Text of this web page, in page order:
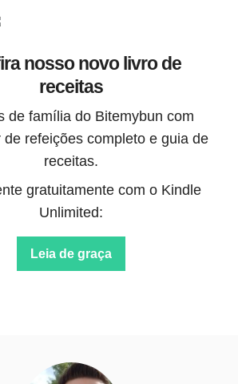
nosso novo livro de
receitas
de família do Bitemybun com
de refeições completo e guia de
receitas.
gratuitamente com o Kindle
Unlimited:
Leia de graça